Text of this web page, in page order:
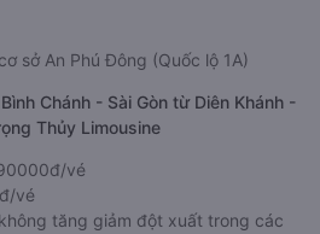
sở An Phú Đông (Quốc lộ 1A)
Chánh - Sài Gòn từ Diên Khánh -
Thủy Limousine
vé
vé
tăng giảm đột xuất trong các